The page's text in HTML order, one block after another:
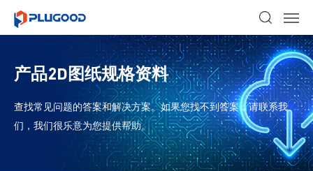
产品2D图纸规格资料
查找常见问题的答案和解决方案。如果您找不到答案，请联系我
们，我们很乐意为您提供帮助。